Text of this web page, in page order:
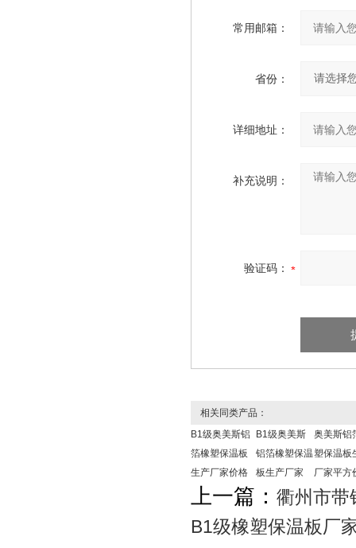
常用邮箱：
省份：
详细地址：
补充说明：
验证码：
相关同类产品：
B1级奥美斯铝
箔橡塑保温板
生产厂家价格
B1级奥美斯
铝箔橡塑保温
板生产厂家
奥美斯铝
塑保温板
厂家平方
上一篇： 衢州市带
B1级橡塑保温板厂